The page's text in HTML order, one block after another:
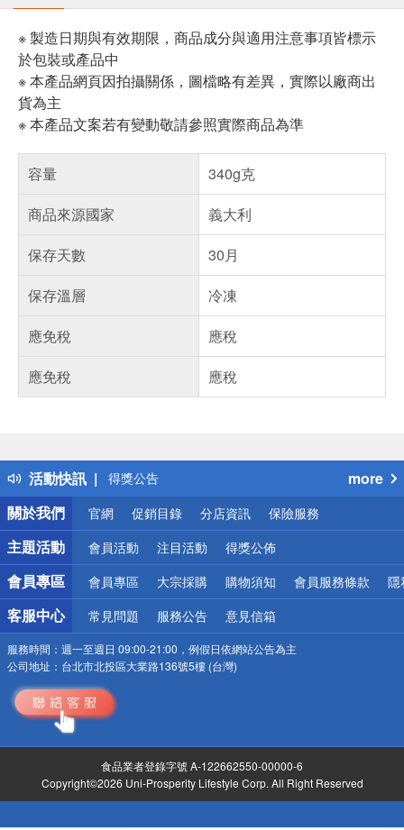
※ 製造日期與有效期限，商品成分與適用注意事項皆標示
於包裝或產品中
※ 本產品網頁因拍攝關係，圖檔略有差異，實際以廠商出
貨為主
※ 本產品文案若有變動敬請參照實際商品為準
容量
340g克
商品來源國家
義大利
保存天數
30月
保存溫層
冷凍
應免稅
應稅
應免稅
應稅
活動快訊
詐騙網頁！請小心！
得獎公告
熱門話題
銀行優惠
偏遠地區配送
詐騙網頁！請小心！
more
關於我們
官網 促銷目錄 分店資訊 保險服務
主題活動 會員活動 注目活動 得獎公佈
會員專區 會員專區 大宗採購 購物須知 會員服務條款 隱
客服中心 常見問題 服務公告 意見信箱
服務時間： 週一至週日 09:00-21:00，例假日依網站公告為主
公司地址： 台北市北投區大業路136號5樓 (台灣)
食品業者登錄字號 A-122662550-00000-6
Copyright©2026 Uni-Prosperity Lifestyle Corp. All Right Reserved